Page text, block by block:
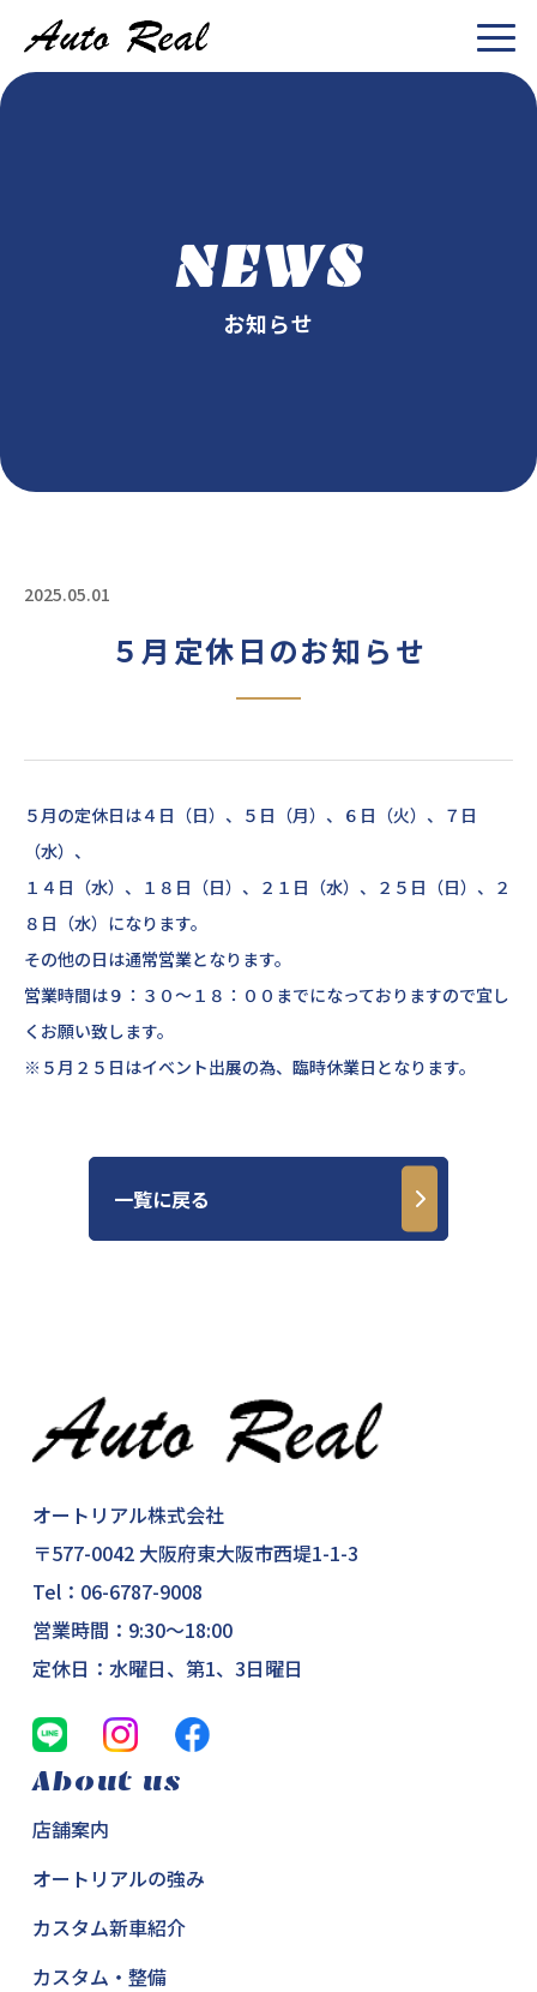
NEWS
お知らせ
2025.05.01
５月定休日のお知らせ
５月の定休日は４日（日）、５日（月）、６日（火）、７日
（水）、
１４日（水）、１８日（日）、２１日（水）、２５日（日）、２
８日（水）になります。
その他の日は通常営業となります。
営業時間は９：３０～１８：００までになっておりますので宜し
くお願い致します。
※５月２５日はイベント出展の為、臨時休業日となります。
一覧に戻る
オートリアル株式会社
〒577-0042 大阪府東大阪市西堤1-1-3
Tel： 06-6787-9008
営業時間：9:30～18:00
定休日：水曜日、第1、3日曜日
About us
店舗案内
オートリアルの強み
カスタム新車紹介
カスタム・整備